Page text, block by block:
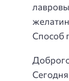
Способ